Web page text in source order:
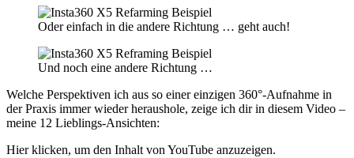
Oder einfach in die andere Richtung … geht auch!
Und noch eine andere Richtung …
Welche Perspektiven ich aus so einer einzigen 360°-Aufnahme in
der Praxis immer wieder heraushole, zeige ich dir in diesem Video –
meine 12 Lieblings-Ansichten:
„Insta360
Hier klicken, um den Inhalt von YouTube anzuzeigen.